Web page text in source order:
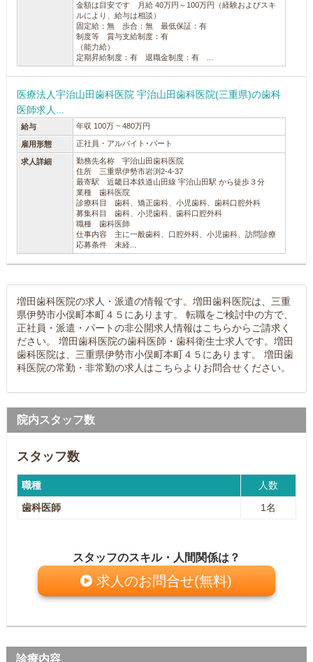
金額は目安です 月給 40万円～100万円（経験およびスキ
ルにより、給与は相談）
固定給：無 歩合：無 最低保証：有
制度等 賞与支給制度：有
（能力給）
定期昇給制度：有 退職金制度：有 ...
医療法人宇治山田歯科医院 宇治山田歯科医院(三重県)の歯科
医師求人...
給与 年収 100万 ~ 480万円
雇用形態 正社員・アルバイト･パート
求人詳細
勤務先名称 宇治山田歯科医院
住所 三重県伊勢市岩渕2-4-37
最寄駅 近畿日本鉄道山田線 宇治山田駅 から徒歩３分
業種 歯科医院
診療科目 歯科、矯正歯科、小児歯科、歯科口腔外科
募集科目 歯科、小児歯科、歯科口腔外科
職種 歯科医師
仕事内容 主に一般歯科、口腔外科、小児歯科、訪問診療
応募条件 未経...
増田歯科医院の求人・派遣の情報です。増田歯科医院は、三重
県伊勢市小俣町本町４５にあります。 転職をご検討中の方で、
正社員・派遣・パートの非公開求人情報はこちらからご請求く
ださい。 増田歯科医院の歯科医師・歯科衛生士求人です。増田
歯科医院は、三重県伊勢市小俣町本町４５にあります。 増田歯
科医院の常勤・非常勤の求人はこちらよりお問合せください。
院内スタッフ数
スタッフ数
職種
人数
歯科医師
1名
スタッフのスキル・人間関係は？
求人のお問合せ(無料)
診療内容